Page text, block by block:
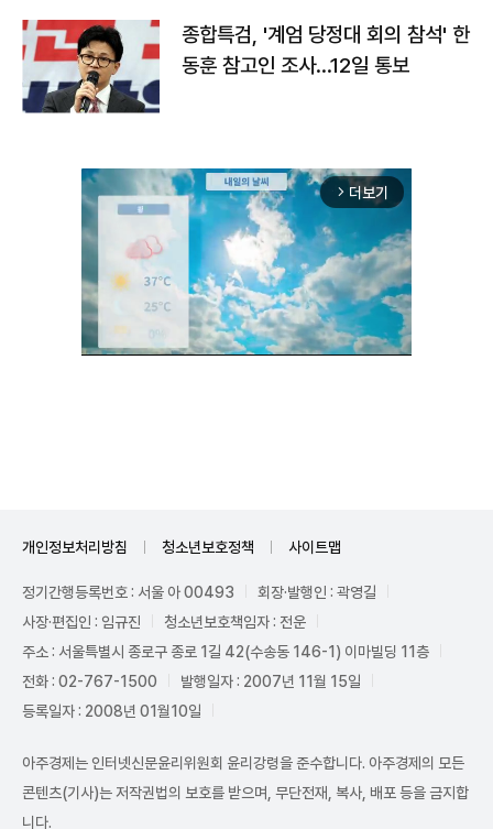
종합특검, '계엄 당정대 회의 참석' 한
동훈 참고인 조사...12일 통보
arrow_forward_ios 더보기
개인정보처리방침 청소년보호정책 사이트맵
정기간행등록번호 : 서울 아 00493
회장·발행인 : 곽영길
사장·편집인 : 임규진
청소년보호책임자 : 전운
주소 : 서울특별시 종로구 종로 1길 42(수송동 146-1) 이마빌딩 11층
전화 : 02-767-1500
발행일자 : 2007년 11월 15일
등록일자 : 2008년 01월10일
아주경제는 인터넷신문윤리위원회 윤리강령을 준수합니다. 아주경제의 모든
콘텐츠(기사)는 저작권법의 보호를 받으며, 무단전재, 복사, 배포 등을 금지합
니다.